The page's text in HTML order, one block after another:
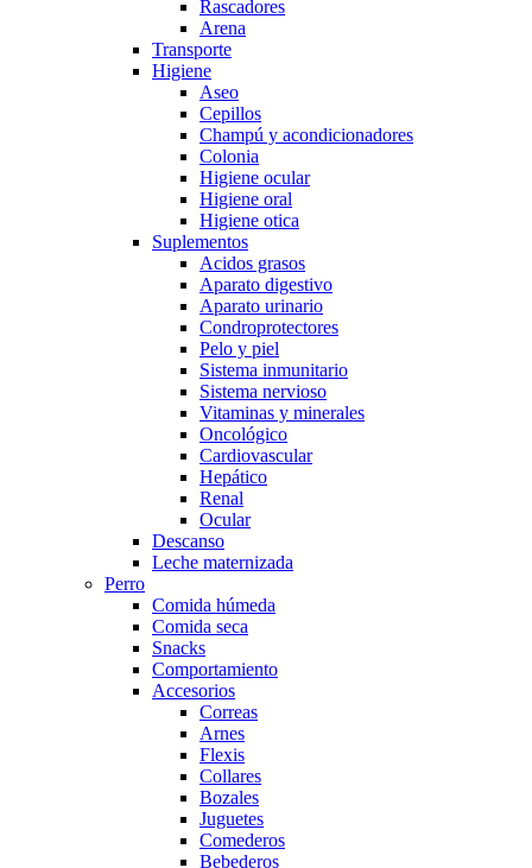
Rascadores
Arena
Transporte
Higiene
Aseo
Cepillos
Champú y acondicionadores
Colonia
Higiene ocular
Higiene oral
Higiene otica
Suplementos
Acidos grasos
Aparato digestivo
Aparato urinario
Condroprotectores
Pelo y piel
Sistema inmunitario
Sistema nervioso
Vitaminas y minerales
Oncológico
Cardiovascular
Hepático
Renal
Ocular
Descanso
Leche maternizada
Perro
Comida húmeda
Comida seca
Snacks
Comportamiento
Accesorios
Correas
Arnes
Flexis
Collares
Bozales
Juguetes
Comederos
Bebederos